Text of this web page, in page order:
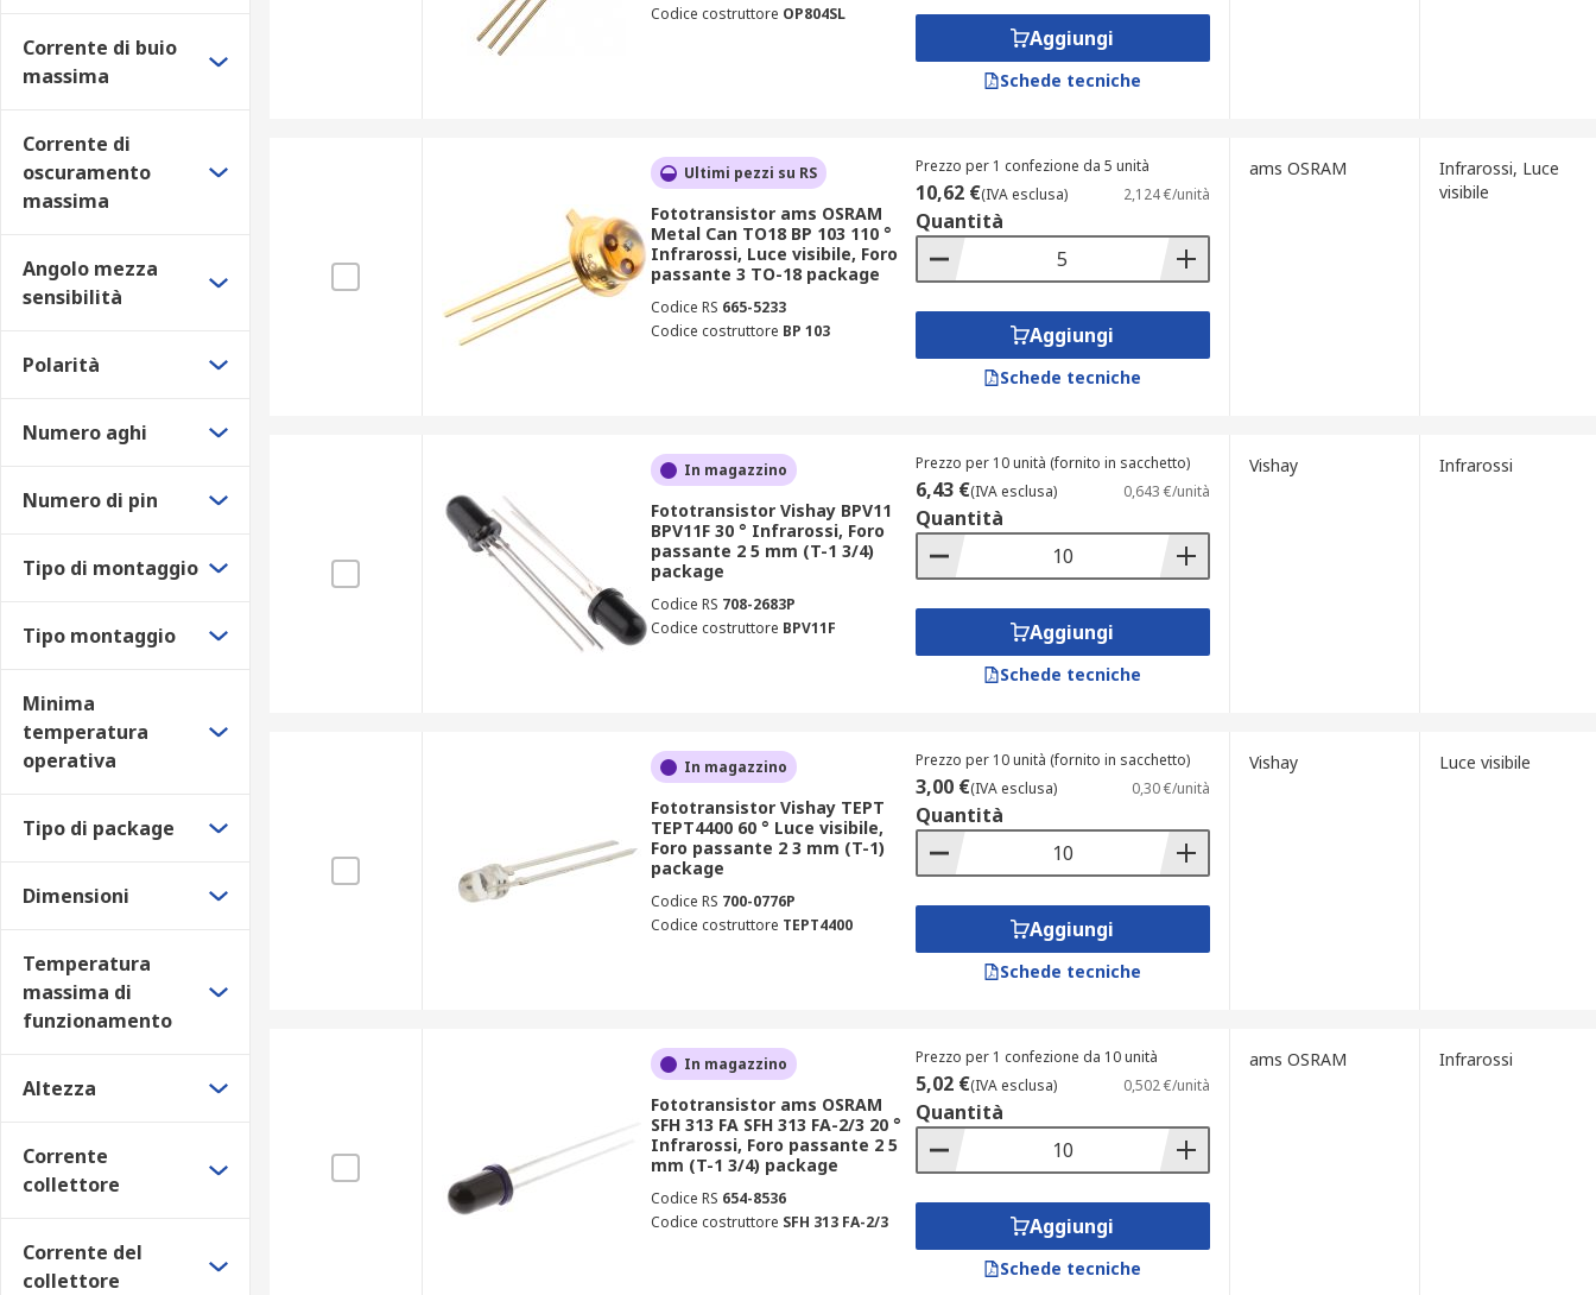
Corrente di buio
massima
Corrente di
oscuramento
massima
Angolo mezza
sensibilità
Polarità
Numero aghi
Numero di pin
Tipo di montaggio
Tipo montaggio
Minima
temperatura
operativa
Tipo di package
Dimensioni
Temperatura
massima di
funzionamento
Altezza
Corrente
collettore
Corrente del
collettore
Codice costruttore OP804SL
Aggiungi
Schede tecniche
Ultimi pezzi su RS
Fototransistor ams OSRAM
Metal Can TO18 BP 103 110 °
Infrarossi, Luce visibile, Foro
passante 3 TO-18 package
Codice RS 665-5233
Codice costruttore BP 103
Prezzo per 1 confezione da 5 unità
10,62 €(IVA esclusa) 2,124 €/unità
Quantità
Aggiungi
Schede tecniche
ams OSRAM
Infrarossi, Luce
visibile
In magazzino
Fototransistor Vishay BPV11
BPV11F 30 ° Infrarossi, Foro
passante 2 5 mm (T-1 3/4)
package
Codice RS 708-2683P
Codice costruttore BPV11F
Prezzo per 10 unità (fornito in sacchetto)
6,43 €(IVA esclusa) 0,643 €/unità
Quantità
Aggiungi
Schede tecniche
Vishay Infrarossi
In magazzino
Fototransistor Vishay TEPT
TEPT4400 60 ° Luce visibile,
Foro passante 2 3 mm (T-1)
package
Codice RS 700-0776P
Codice costruttore TEPT4400
Prezzo per 10 unità (fornito in sacchetto)
3,00 €(IVA esclusa) 0,30 €/unità
Quantità
Aggiungi
Schede tecniche
Vishay Luce visibile
In magazzino
Fototransistor ams OSRAM
SFH 313 FA SFH 313 FA-2/3 20 °
Infrarossi, Foro passante 2 5
mm (T-1 3/4) package
Codice RS 654-8536
Codice costruttore SFH 313 FA-2/3
Prezzo per 1 confezione da 10 unità
5,02 €(IVA esclusa) 0,502 €/unità
Quantità
Aggiungi
Schede tecniche
ams OSRAM Infrarossi